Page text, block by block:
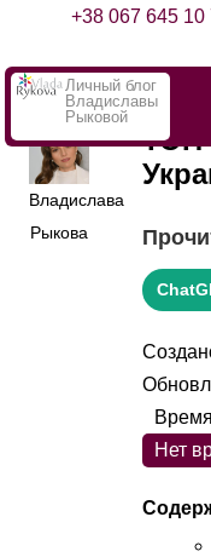
+38 067 645 10
Личный блог
Владиславы
Рыковой
Владислава
Рыкова
Нет